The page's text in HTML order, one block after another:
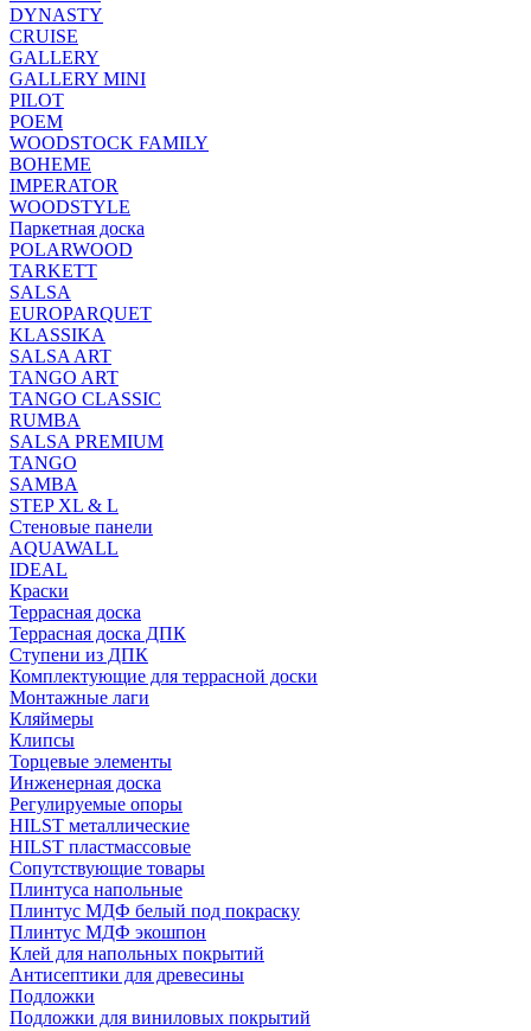
DYNASTY
CRUISE
GALLERY
GALLERY MINI
PILOT
POEM
WOODSTOCK FAMILY
BOHEME
IMPERATOR
WOODSTYLE
Паркетная доска
POLARWOOD
TARKETT
SALSA
EUROPARQUET
KLASSIKA
SALSA ART
TANGO ART
TANGO CLASSIC
RUMBA
SALSA PREMIUM
TANGO
SAMBA
STEP XL & L
Стеновые панели
AQUAWALL
IDEAL
Краски
Террасная доска
Террасная доска ДПК
Ступени из ДПК
Комплектующие для террасной доски
Монтажные лаги
Кляймеры
Клипсы
Торцевые элементы
Инженерная доска
Регулируемые опоры
HILST металлические
HILST пластмассовые
Сопутствующие товары
Плинтуса напольные
Плинтус МДФ белый под покраску
Плинтус МДФ экошпон
Клей для напольных покрытий
Антисептики для древесины
Подложки
Подложки для виниловых покрытий